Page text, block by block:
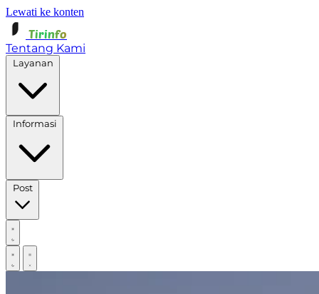
Lewati ke konten
Tirinfo
Tentang Kami
Post